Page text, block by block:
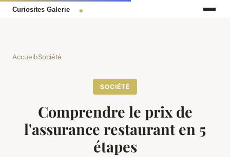
Accueil›Société
SOCIÉTÉ
Comprendre le prix de
l'assurance restaurant en 5
étapes